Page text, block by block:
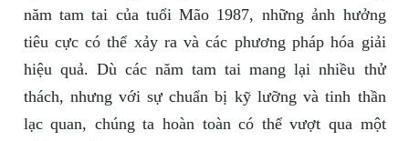
năm tam tai của tuổi Mão 1987, những ảnh hưởng
tiêu cực có thể xảy ra và các phương pháp hóa giải
hiệu quả. Dù các năm tam tai mang lại nhiều thử
thách, nhưng với sự chuẩn bị kỹ lưỡng và tinh thần
lạc quan, chúng ta hoàn toàn có thể vượt qua một